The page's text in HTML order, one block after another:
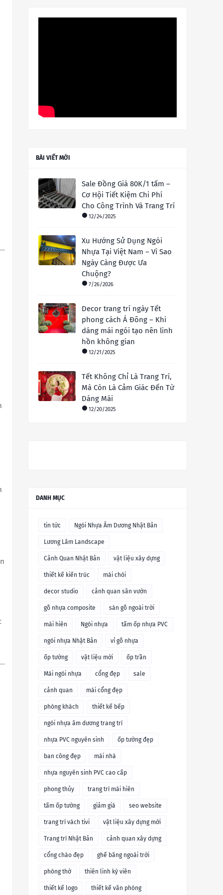
BÀI VIẾT MỚI
Sale Đồng Giá 80K/1 tấm –
Cơ Hội Tiết Kiệm Chi Phí
Cho Công Trình Và Trang Trí
12/24/2025
Xu Hướng Sử Dụng Ngói
Nhựa Tại Việt Nam – Vì Sao
Ngày Càng Được Ưa
Chuộng?
7/26/2026
Decor trang trí ngày Tết
phong cách Á Đông – Khi
dáng mái ngói tạo nên linh
hồn không gian
12/21/2025
Tết Không Chỉ Là Trang Trí,
Mà Còn Là Cảm Giác Đến Từ
Dáng Mái
12/20/2025
DANH MỤC
tin tức Ngói Nhựa Âm Dương Nhật Bản
Lương Lâm Landscape
Cảnh Quan Nhật Bản vật liệu xây dựng
thiết kế kiến trúc mái chòi
decor studio cảnh quan sân vườn
gỗ nhựa composite sàn gỗ ngoài trời
mái hiên Ngói nhựa tấm ốp nhựa PVC
ngói nhựa Nhật Bản vỉ gỗ nhựa
ốp tường vật liệu mới ốp trần
Mái ngói nhựa cổng đẹp sale
cảnh quan mái cổng đẹp
phòng khách thiết kế bếp
ngói nhựa âm dương trang trí
nhựa PVC nguyên sinh ốp tường đẹp
ban công đẹp mái nhà
nhựa nguyên sinh PVC cao cấp
phong thủy trang trí mái hiên
tấm ốp tường giảm giá seo website
trang trí vách tivi vật liệu xây dựng mới
Trang trí Nhật Bản cảnh quan xây dựng
cổng chào đẹp ghế băng ngoài trời
phòng thờ thiên linh kỳ viên
thiết kế logo thiết kế văn phòng